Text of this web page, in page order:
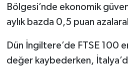
Bölgesi’nde ekonomik
aylık bazda 0,5 puan
Dün İngiltere’de FTSE 100
değer kaybederken,